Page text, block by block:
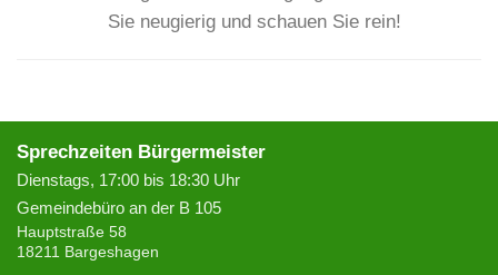
Sie neugierig und schauen Sie rein!
Sprechzeiten Bürgermeister
Dienstags, 17:00 bis 18:30 Uhr
Gemeindebüro an der B 105
Hauptstraße 58
18211 Bargeshagen